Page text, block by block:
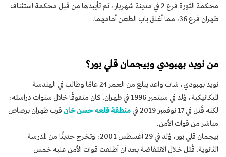
محكمة الثورة فرع 2 في مدينة شهريار، تم تأييدها من قبل محكمة استئناف
طهران فرع 36، مما أغلق باب الطعن أمامهما.
من نويد بهبودي وبيجمان قلي بور؟
نويد بهبودي، شاب واعد يبلغ من العمر 24 عامًا وطالب في الهندسة
الميكانيكية، وُلد في سبتمبر 1996 في طهران. كان متفوقًا خلال سنوات دراسته،
لكنه قُتل في 17 نوفمبر 2019 في
منطقة قلعه حسن خان قرب طهران برصاص
مباشر من قوات الأمن.
بيجمان قلي بور، وُلد في 29 أغسطس 2001، وتخرج حديثًا من المدرسة
الثانوية. قُتل خلال الانتفاضة بعد أن أطلقت قوات الأمن عليه خمس